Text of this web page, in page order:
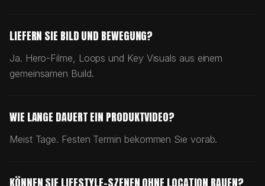
LIEFERN SIE BILD UND BEWEGUNG?
Ja. Hero-Filme, Loops und Key Visuals aus einem
gemeinsamen Build.
WIE LANGE DAUERT EIN PRODUKTVIDEO?
Meist Tage. Festen Termin bekommen Sie vorab.
KÖNNEN SIE LIFESTYLE-SZENEN OHNE LOCATION BAUEN?